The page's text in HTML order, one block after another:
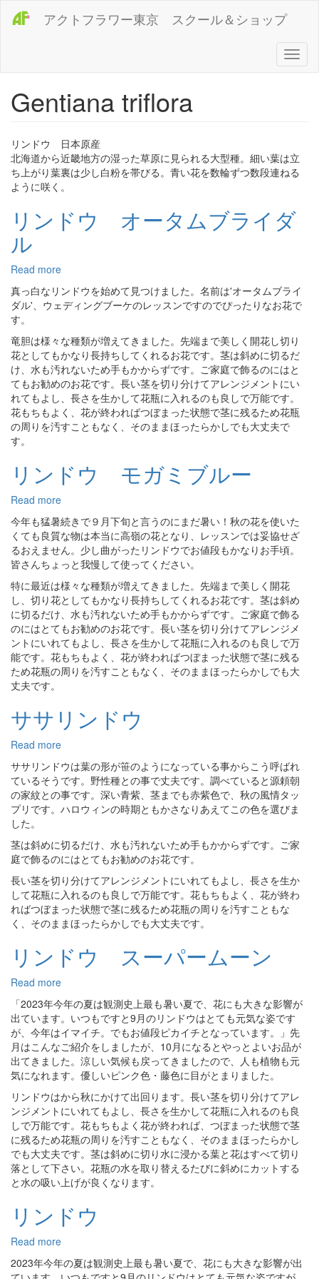
アクトフラワー東京 スクール＆ショップ
Gentiana triflora
リンドウ 日本原産
北海道から近畿地方の湿った草原に見られる大型種。細い葉は立
ち上がり葉裏は少し白粉を帯びる。青い花を数輪ずつ数段連ねる
ように咲く。
リンドウ オータムブライダ
ル
Read more
ン
ド
オ
ー
タ
ム
ブ
ラ
イ
真っ白なリンドウを始めて見つけました。名前は'オータムブライ
ダル'、ウェディングブーケのレッスンですのでぴったりなお花で
す。
竜胆は様々な種類が増えてきました。先端まで美しく開花し切り
花としてもかなり長持ちしてくれるお花です。茎は斜めに切るだ
け、水も汚れないため手もかからずです。ご家庭で飾るのにはと
てもお勧めのお花です。長い茎を切り分けてアレンジメントにい
れてもよし、長さを生かして花瓶に入れるのも良しで万能です。
花もちもよく、花が終わればつぼまった状態で茎に残るため花瓶
の周りを汚すこともなく、そのままほったらかしでも大丈夫で
す。
リンドウ モガミブルー
Read more
リ
ン
ド
ウ
モ
ガ
ミ
ブ
ル
ー
今年も猛暑続きで９月下旬と言うのにまだ暑い！秋の花を使いた
くても良質な物は本当に高嶺の花となり、レッスンでは妥協せざ
るおえません。少し曲がったリンドウでお値段もかなりお手頃。
皆さんちょっと我慢して使ってください。
特に最近は様々な種類が増えてきました。先端まで美しく開花
し、切り花としてもかなり長持ちしてくれるお花です。茎は斜め
に切るだけ、水も汚れないため手もかからずです。ご家庭で飾る
のにはとてもお勧めのお花です。長い茎を切り分けてアレンジメ
ントにいれてもよし、長さを生かして花瓶に入れるのも良しで万
能です。花もちもよく、花が終わればつぼまった状態で茎に残る
ため花瓶の周りを汚すこともなく、そのままほったらかしでも大
丈夫です。
ササリンドウ
Read more
サ
サ
リ
ン
ド
ササリンドウは葉の形が笹のようになっている事からこう呼ばれ
ているそうです。野性種との事で丈夫です。調べていると源頼朝
の家紋との事です。深い青紫、茎までも赤紫色で、秋の風情タッ
プリです。ハロウィンの時期ともかさなりあえてこの色を選びま
した。
茎は斜めに切るだけ、水も汚れないため手もかからずです。ご家
庭で飾るのにはとてもお勧めのお花です。
長い茎を切り分けてアレンジメントにいれてもよし、長さを生か
して花瓶に入れるのも良しで万能です。花もちもよく、花が終わ
ればつぼまった状態で茎に残るため花瓶の周りを汚すこともな
く、そのままほったらかしでも大丈夫です。
リンドウ スーパームーン
Read more
リ
ン
ド
ウ
ス
ー
パ
ー
ム
ー
ン
「2023年今年の夏は観測史上最も暑い夏で、花にも大きな影響が
出ています。いつもですと9月のリンドウはとても元気な姿です
が、今年はイマイチ。でもお値段ピカイチとなっています。」先
月はこんなご紹介をしましたが、10月になるとやっとよいお品が
出てきました。涼しい気候も戻ってきましたので、人も植物も元
気になれます。優しいピンク色・藤色に目がとまりました。
リンドウはから秋にかけて出回ります。長い茎を切り分けてアレ
ンジメントにいれてもよし、長さを生かして花瓶に入れるのも良
しで万能です。花もちもよく花が終われば、つぼまった状態で茎
に残るため花瓶の周りを汚すこともなく、そのままほったらかし
でも大丈夫です。茎は斜めに切り水に浸かる葉と花はすべて切り
落として下さい。花瓶の水を取り替えるたびに斜めにカットする
と水の吸い上げが良くなります。
リンドウ
Read more
ン
2023年今年の夏は観測史上最も暑い夏で、花にも大きな影響が出